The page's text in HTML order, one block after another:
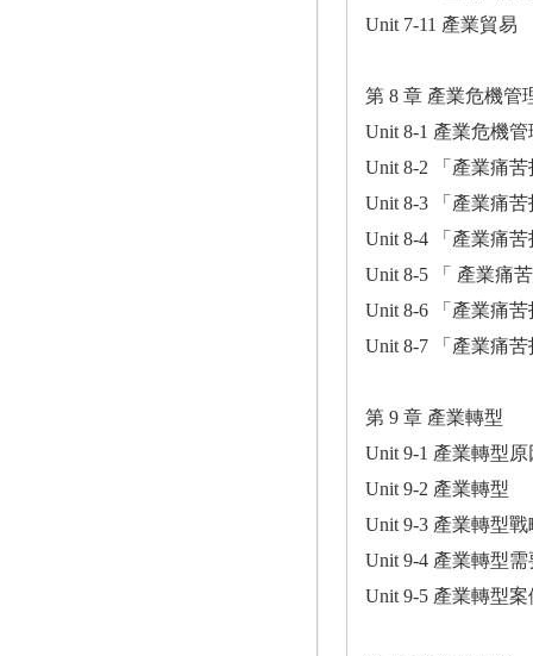
Unit 7-11 產業貿易
第 8 章 產業危機管
Unit 8-1 產業危機
Unit 8-2 「產業痛
Unit 8-3 「產業痛
Unit 8-4 「產業痛
Unit 8-5 「 產業痛
Unit 8-6 「產業痛
Unit 8-7 「產業痛
第 9 章 產業轉型
Unit 9-1 產業轉型原
Unit 9-2 產業轉型
Unit 9-3 產業轉型戰
Unit 9-4 產業轉型
Unit 9-5 產業轉型案